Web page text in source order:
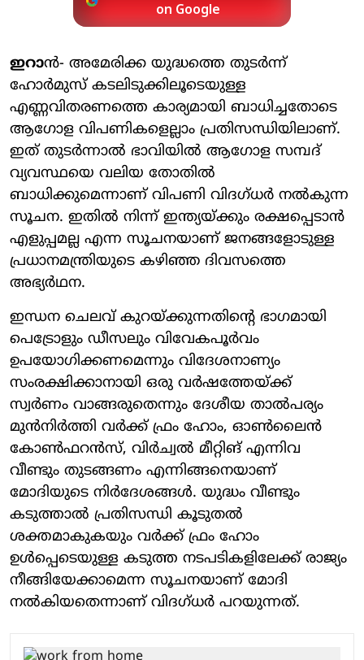
on Google
ഇറാന്‍- അമേരിക്ക യുദ്ധത്തെ തുടര്‍ന്ന്
ഹോര്‍മുസ് കടലിടുക്കിലൂടെയുള്ള
എണ്ണവിതരണത്തെ കാര്യമായി ബാധിച്ചതോടെ
ആഗോള വിപണികളെല്ലാം പ്രതിസന്ധിയിലാണ്.
ഇത് തുടര്‍ന്നാല്‍ ഭാവിയില്‍ ആഗോള സമ്പദ്
വ്യവസ്ഥയെ വലിയ തോതില്‍
ബാധിക്കുമെന്നാണ് വിപണി വിദഗ്ധര്‍ നല്‍കുന്ന
സൂചന. ഇതില്‍ നിന്ന് ഇന്ത്യയ്ക്കും രക്ഷപ്പെടാന്‍
എളുപ്പമല്ല എന്ന സൂചനയാണ് ജനങ്ങളോടുള്ള
പ്രധാനമന്ത്രിയുടെ കഴിഞ്ഞ ദിവസത്തെ
അഭ്യര്‍ഥന.
ഇന്ധന ചെലവ് കുറയ്ക്കുന്നതിന്റെ ഭാഗമായി
പെട്രോളും ഡീസലും വിവേകപൂര്‍വം
ഉപയോഗിക്കണമെന്നും വിദേശനാണ്യം
സംരക്ഷിക്കാനായി ഒരു വര്‍ഷത്തേയ്ക്ക്
സ്വര്‍ണം വാങ്ങരുതെന്നും ദേശീയ താല്‍പര്യം
മുന്‍നിര്‍ത്തി വര്‍ക്ക് ഫ്രം ഹോം, ഓണ്‍ലൈന്‍
കോണ്‍ഫറന്‍സ്, വിര്‍ച്വല്‍ മീറ്റിങ് എന്നിവ
വീണ്ടും തുടങ്ങണം എന്നിങ്ങനെയാണ്
മോദിയുടെ നിര്‍ദേശങ്ങള്‍. യുദ്ധം വീണ്ടും
കടുത്താല്‍ പ്രതിസന്ധി കൂടുതല്‍
ശക്തമാകുകയും വര്‍ക്ക് ഫ്രം ഹോം
ഉള്‍പ്പെടെയുള്ള കടുത്ത നടപടികളിലേക്ക് രാജ്യം
നീങ്ങിയേക്കാമെന്ന സൂചനയാണ് മോദി
നല്‍കിയതെന്നാണ് വിദഗ്ധര്‍ പറയുന്നത്.